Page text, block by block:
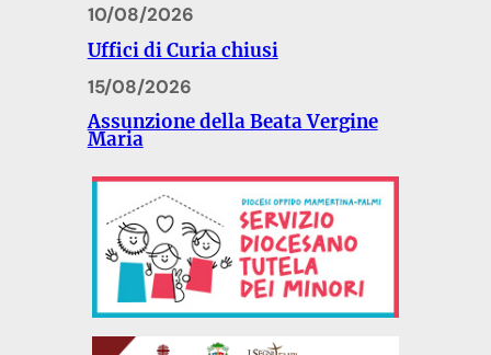
10/08/2026
Uffici di Curia chiusi
15/08/2026
Assunzione della Beata Vergine
Maria